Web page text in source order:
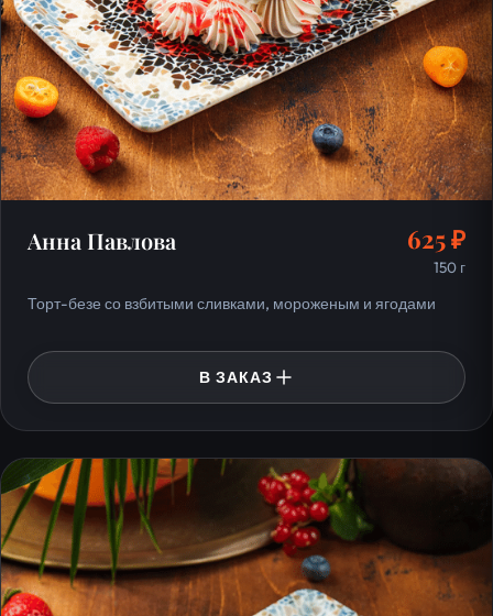
Анна Павлова 625 ₽
150 г
Торт-безе со взбитыми сливками, мороженым и ягодами
В ЗАКАЗ